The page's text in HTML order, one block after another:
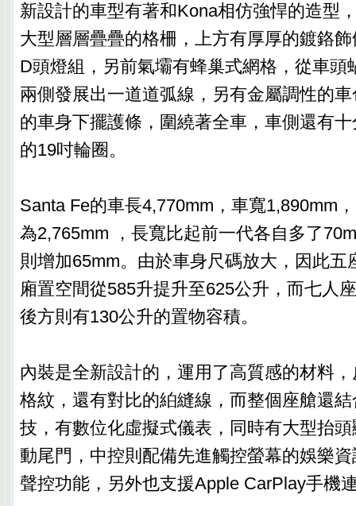
新設計的車型有著和Kona相仿強悍的造型
大型層層疊疊的格柵，上方有厚厚的鍍鉻
D頭燈組，另前氣壩有蜂巢式網格，從車頭
兩側發展出一道道弧線，另有金屬調性的
的車身下擺護條，圍繞著全車，車側還有
的19吋輪圈。
Santa Fe的車長4,770mm，車寬1,890mm
為2,765mm ，長寬比起前一代各自多了
則增加65mm。由於車身尺碼放大，因此五
廂置空間從585升提升至625公升，而七人
後方則有130公升的置物容積。
內裝是全新設計的，運用了高質感的材料
格紋，還有對比的絈縫線，而整個座艙還
技，有數位化虛擬式儀表，同時有大型抬
動尾門，中控則配備先進觸控螢幕的娛樂
聲控功能，另外也支援Apple CarPlay手機